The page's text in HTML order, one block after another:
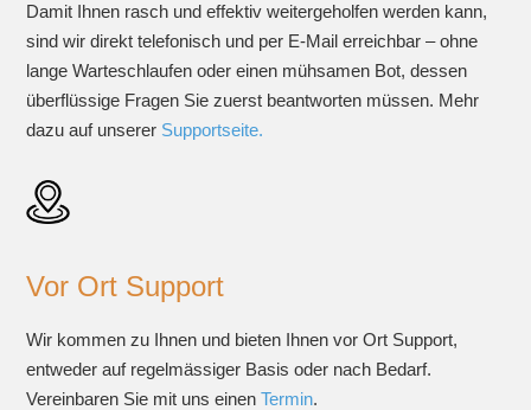
Damit Ihnen rasch und effektiv weitergeholfen werden kann,
sind wir direkt telefonisch und per E-Mail erreichbar – ohne
lange Warteschlaufen oder einen mühsamen Bot, dessen
überflüssige Fragen Sie zuerst beantworten müssen. Mehr
dazu auf unserer Supportseite.
Vor Ort Support
Wir kommen zu Ihnen und bieten Ihnen vor Ort Support,
entweder auf regelmässiger Basis oder nach Bedarf.
Vereinbaren Sie mit uns einenTermin.